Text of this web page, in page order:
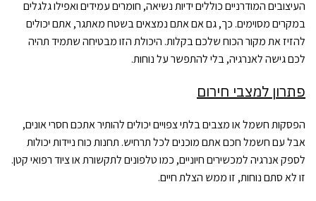
העיצובים המודרניים כוללים ידיות נשיאה, חומרים עמידים ואפילו גלגלים
במקרים מסוימים. כך, גם אם אתם נמצאים בשטח מאתגר, אתם יכולים
להזיז את מקור הכוח שלכם בקלות. היכולת הזו מבטיחה שתמיד תהיה
לכם גישה לאנרגיה, בלי להתפשר על נוחות.
פתרון למצבי חירום
הפסקות חשמל או מצבים בלתי צפויים יכולים להותיר אתכם חסרי אונים,
אבל עם חשמל חכם אתם מוכנים לכל תרחיש. תחנות כוח ניידות יכולות
לספק אנרגיה למכשירים חיוניים, כמו טלפונים לתקשורת או ציוד רפואי קטן.
זו לא סתם נוחות, זו ממש הצלת חיים.